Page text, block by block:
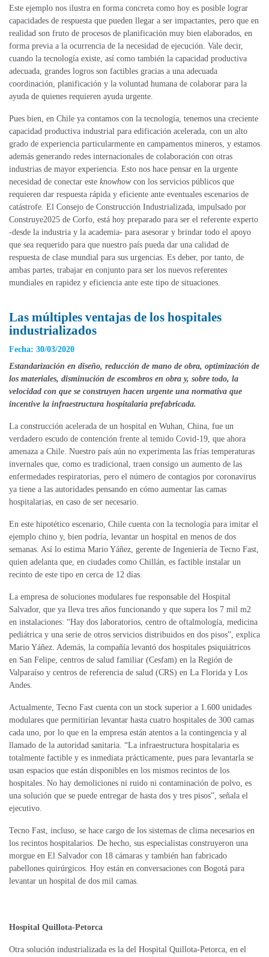
Este ejemplo nos ilustra en forma concreta como hoy es posible lograr
capacidades de respuesta que pueden llegar a ser impactantes, pero que en
realidad son fruto de procesos de planificación muy bien elaborados, en
forma previa a la ocurrencia de la necesidad de ejecución. Vale decir,
cuando la tecnología existe, así como también la capacidad productiva
adecuada, grandes logros son factibles gracias a una adecuada
coordinación, planificación y la voluntad humana de colaborar para la
ayuda de quienes requieren ayuda urgente.
Pues bien, en Chile ya contamos con la tecnología, tenemos una creciente
capacidad productiva industrial para edificación acelerada, con un alto
grado de experiencia particularmente en campamentos mineros, y estamos
además generando redes internacionales de colaboración con otras
industrias de mayor experiencia. Esto nos hace pensar en la urgente
necesidad de conectar este knowhowcon los servicios públicos que
requieren dar respuesta rápida y eficiente ante eventuales escenarios de
catástrofe. El Consejo de Construcción Industrializada, impulsado por
Construye2025 de Corfo, está hoy preparado para ser el referente experto
-desde la industria y la academia- para asesorar y brindar todo el apoyo
que sea requerido para que nuestro país pueda dar una calidad de
respuesta de clase mundial para sus urgencias. Es deber, por tanto, de
ambas partes, trabajar en conjunto para ser los nuevos referentes
mundiales en rapidez y eficiencia ante este tipo de situaciones.
Las múltiples ventajas de los hospitales
industrializados
Fecha: 30/03/2020
Estandarización en diseño, reducción de mano de obra, optimización de
los materiales, disminución de escombros en obra y, sobre todo, la
velocidad con que se construyen hacen urgente una normativa que
incentive la infraestructura hospitalaria prefabricada.
La construcción acelerada de un hospital en Wuhan, China, fue un
verdadero escudo de contención frente al temido Covid-19, que ahora
amenaza a Chile. Nuestro país aún no experimenta las frías temperaturas
invernales que, como es tradicional, traen consigo un aumento de las
enfermedades respiratorias, pero el número de contagios por coronavirus
ya tiene a las autoridades pensando en cómo aumentar las camas
hospitalarias, en caso de ser necesario.
En este hipotético escenario, Chile cuenta con la tecnología para imitar el
ejemplo chino y, bien podría, levantar un hospital en menos de dos
semanas. Así lo estima Mario Yáñez, gerente de Ingeniería de Tecno Fast,
quien adelanta que, en ciudades como Chillán, es factible instalar un
recinto de este tipo en cerca de 12 días.
La empresa de soluciones modulares fue responsable del Hospital
Salvador, que ya lleva tres años funcionando y que supera los 7 mil m2
en instalaciones: “Hay dos laboratorios, centro de oftalmología, medicina
pediátrica y una serie de otros servicios distribuidos en dos pisos”, explica
Mario Yáñez. Además, la compañía levantó dos hospitales psiquiátricos
en San Felipe, centros de salud familiar (Cesfam) en la Región de
Valparaíso y centros de referencia de salud (CRS) en La Florida y Los
Andes.
Actualmente, Tecno Fast cuenta con un stock superior a 1.600 unidades
modulares que permitirían levantar hasta cuatro hospitales de 300 camas
cada uno, por lo que en la empresa están atentos a la contingencia y al
llamado de la autoridad sanitaria. “La infraestructura hospitalaria es
totalmente factible y es inmediata prácticamente, pues para levantarla se
usan espacios que están disponibles en los mismos recintos de los
hospitales. No hay demoliciones ni ruido ni contaminación de polvo, es
una solución que se puede entregar de hasta dos y tres pisos”, señala el
ejecutivo.
Tecno Fast, incluso, se hace cargo de los sistemas de clima necesarios en
los recintos hospitalarios. De hecho, sus especialistas construyeron una
morgue en El Salvador con 18 cámaras y también han fabricado
pabellones quirúrgicos. Hoy están en conversaciones con Bogotá para
levantar un hospital de dos mil camas.
Hospital Quillota-Petorca
Otra solución industrializada es la del Hospital Quillota-Petorca, en el